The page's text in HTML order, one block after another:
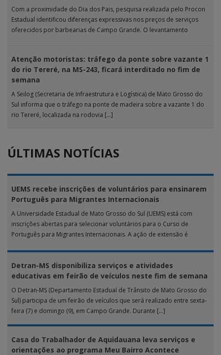
Com a proximidade do Dia dos Pais, pesquisa realizada pelo Procon
Estadual identificou diferenças expressivas nos preços de serviços
oferecidos por barbearias de Campo Grande. O levantamento
Atenção motoristas: tráfego da ponte sobre vazante 1
do rio Tereré, na MS-243, ficará interditado no fim de
semana
A Seilog (Secretaria de Infraestrutura e Logística) de Mato Grosso do
Sul informa que o tráfego na ponte de madeira sobre a vazante 1 do
rio Tereré, localizada na rodovia […]
ÚLTIMAS NOTÍCIAS
UEMS recebe inscrições de voluntários para ensinarem
Português para Migrantes Internacionais
A Universidade Estadual de Mato Grosso do Sul (UEMS) está com
inscrições abertas para selecionar voluntários para o Curso de
Português para Migrantes Internacionais. A ação de extensão é
Detran-MS disponibiliza serviços e atividades
educativas em feirão de veículos neste fim de semana
O Detran-MS (Departamento Estadual de Trânsito de Mato Grosso do
Sul) participa de um feirão de veículos que será realizado entre sexta-
feira (7) e domingo (9), em Campo Grande. Durante […]
Casa do Trabalhador de Aquidauana leva serviços e
orientações ao programa Meu Bairro Acontece